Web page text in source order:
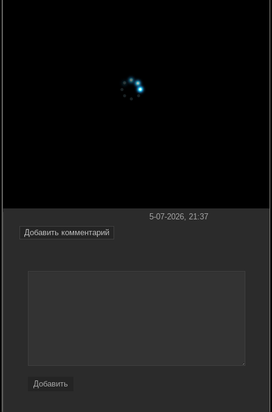
Добавить комментарий
5-07-2026, 21:37
Добавить